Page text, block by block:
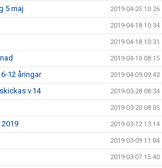
5 maj 2019-04-25 10:26
2019-04-18 10:34
2019-04-18 10:31
2019-04-10 08:15
12 åringar 2019-04-09 09:42
v.14 2019-03-28 08:34
2019-03-20 08:05
2019-03-12 13:14
2019-03-09 11:04
2019-03-07 15:40